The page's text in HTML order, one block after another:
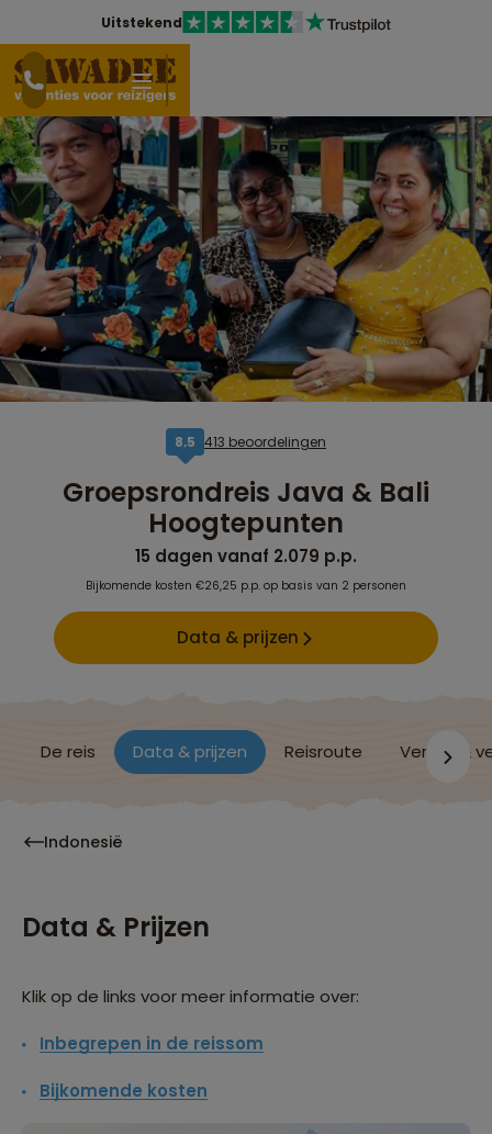
Uitstekend
8,5 413 beoordelingen
Groepsrondreis Java & Bali
Hoogtepunten
15 dagen vanaf 2.079 p.p.
Bijkomende kosten €26,25 p.p. op basis van 2 personen
Data & prijzen
De reis Data & prijzen Reisroute Verblijf &
Indonesië
Data & Prijzen
Klik op de links voor meer informatie over:
Inbegrepen in de reissom
Bijkomende kosten